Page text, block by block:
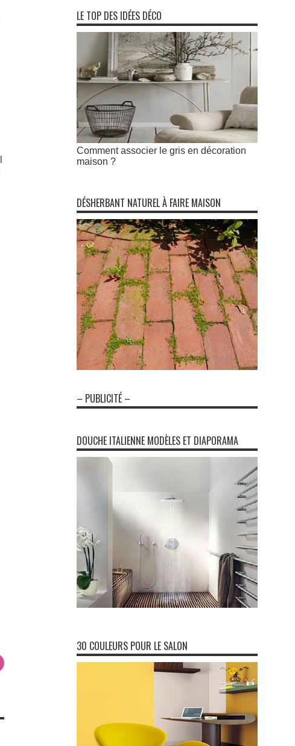
LE TOP DES IDÉES DÉCO
Comment associer le gris en décoration
maison ?
DÉSHERBANT NATUREL À FAIRE MAISON
– PUBLICITÉ –
DOUCHE ITALIENNE MODÈLES ET DIAPORAMA
30 COULEURS POUR LE SALON